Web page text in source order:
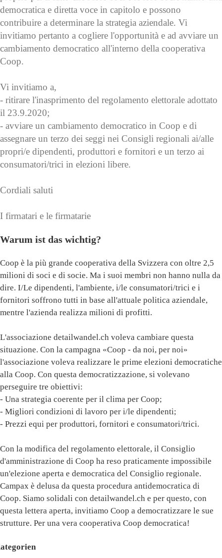
democratica e diretta voce in capitolo e possono
contribuire a determinare la strategia aziendale. Vi
invitiamo pertanto a cogliere l'opportunità e ad avviare un
cambiamento democratico all'interno della cooperativa
Coop.
Vi invitiamo a,
- ritirare l'inasprimento del regolamento elettorale adottato
il 23.9.2020;
- avviare un cambiamento democratico in Coop e di
assegnare un terzo dei seggi nei Consigli regionali ai/alle
propri/e dipendenti, produttori e fornitori e un terzo ai
consumatori/trici in elezioni libere.
Cordiali saluti
I firmatari e le firmatarie
Warum ist das wichtig?
Coop è la più grande cooperativa della Svizzera con oltre 2,5
milioni di soci e di socie. Ma i suoi membri non hanno nulla da
dire. I/Le dipendenti, l'ambiente, i/le consumatori/trici e i
fornitori soffrono tutti in base all'attuale politica aziendale,
mentre l'azienda realizza milioni di profitti.
L'associazione detailwandel.ch voleva cambiare questa
situazione. Con la campagna «Coop - da noi, per noi»
l'associazione voleva realizzare le prime elezioni democratiche
alla Coop. Con questa democratizzazione, si volevano
perseguire tre obiettivi:
- Una strategia coerente per il clima per Coop;
- Migliori condizioni di lavoro per i/le dipendenti;
- Prezzi equi per produttori, fornitori e consumatori/trici.
Con la modifica del regolamento elettorale, il Consiglio
d'amministrazione di Coop ha reso praticamente impossibile
un'elezione aperta e democratica del Consiglio regionale.
Campax è delusa da questa procedura antidemocratica di
Coop. Siamo solidali con detailwandel.ch e per questo, con
questa lettera aperta, invitiamo Coop a democratizzare le sue
strutture. Per una vera cooperativa Coop democratica!